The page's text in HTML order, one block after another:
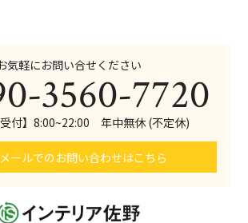
気軽にお問い合せください
3560-7720
受付】8:00~22:00 年中無休 (不定休)
メールでのお問い合わせはこちら